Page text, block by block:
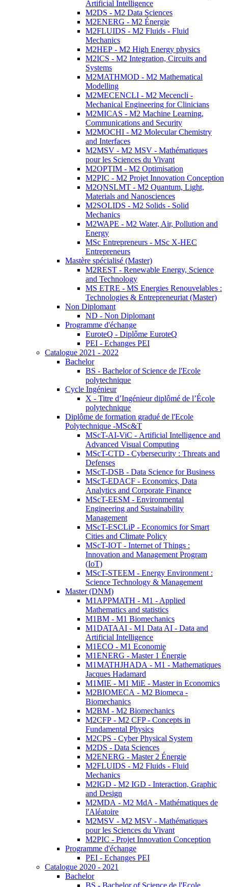
Artificial Intelligence
M2DS - M2 Data Sciences
M2ENERG - M2 Énergie
M2FLUIDS - M2 Fluids - Fluid
Mechanics
M2HEP - M2 High Energy physics
M2ICS - M2 Integration, Circuits and
Systems
M2MATHMOD - M2 Mathematical
Modelling
M2MECENCLI - M2 Mecencli -
Mechanical Engineering for Clinicians
M2MICAS - M2 Machine Learning,
Communications and Security
M2MOCHI - M2 Molecular Chemistry
and Interfaces
M2MSV - M2 MSV - Mathématiques
pour les Sciences du Vivant
M2OPTIM - M2 Optimisation
M2PIC - M2 Projet Innovation Conception
M2QNSLMT - M2 Quantum, Light,
Materials and Nanosciences
M2SOLIDS - M2 Solids - Solid
Mechanics
M2WAPE - M2 Water, Air, Pollution and
Energy
MSc Entrepreneurs - MSc X-HEC
Entrepreneurs
Mastère spécialisé (Master)
M2REST - Renewable Energy, Science
and Technology
MS ETRE - MS Energies Renouvelables :
Technologies & Entrepreneuriat (Master)
Non Diplomant
ND - Non Diplomant
Programme d'échange
EuroteQ - Diplôme EuroteQ
PEI - Echanges PEI
Catalogue 2021 - 2022
Bachelor
BS - Bachelor of Science de l'Ecole
polytechnique
Cycle Ingénieur
X - Titre d’Ingénieur diplômé de l’École
polytechnique
Diplôme de formation gradué de l'Ecole
Polytechnique -MSc&T
MScT-AI-ViC - Artificial Intelligence and
Advanced Visual Computing
MScT-CTD - Cybersecurity : Threats and
Defenses
MScT-DSB - Data Science for Business
MScT-EDACF - Economics, Data
Analytics and Corporate Finance
MScT-EESM - Environmental
Engineering and Sustainability
Management
MScT-ESCLiP - Economics for Smart
Cities and Climate Policy
MScT-IOT - Internet of Things :
Innovation and Management Program
(IoT)
MScT-STEEM - Energy Environment :
Science Technology & Management
Master (DNM)
M1APPMATH - M1 - Applied
Mathematics and statistics
M1BM - M1 Biomechanics
M1DATAAI - M1 Data AI - Data and
Artificial Intelligence
M1ECO - M1 Economie
M1ENERG - Master 1 Énergie
M1MATHJHADA - M1 - Mathematiques
Jacques Hadamard
M1MIE - M1 MiE - Master in Economics
M2BIOMECA - M2 Biomeca -
Biomechanics
M2BM - M2 Biomechanics
M2CFP - M2 CFP - Concepts in
Fundamental Physics
M2CPS - Cyber Physical System
M2DS - Data Sciences
M2ENERG - Master 2 Énergie
M2FLUIDS - M2 Fluids - Fluid
Mechanics
M2IGD - M2 IGD - Interaction, Graphic
and Design
M2MDA - M2 MdA - Mathématiques de
l'Aléatoire
M2MSV - M2 MSV - Mathématiques
pour les Sciences du Vivant
M2PIC - Projet Innovation Conception
Programme d'échange
PEI - Echanges PEI
Catalogue 2020 - 2021
Bachelor
BS - Bachelor of Science de l'Ecole